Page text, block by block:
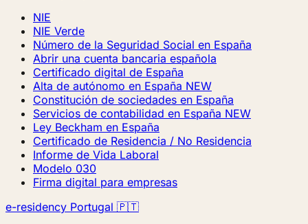
NIE
NIE Verde
Número de la Seguridad Social en España
Abrir una cuenta bancaria española
Certificado digital de España
Alta de autónomo en España NEW
Constitución de sociedades en España
Servicios de contabilidad en España NEW
Ley Beckham en España
Certificado de Residencia / No Residencia
Informe de Vida Laboral
Modelo 030
Firma digital para empresas
e-residency Portugal 🇵🇹